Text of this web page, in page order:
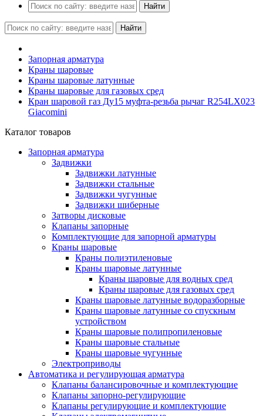
Найти
Найти
Запорная арматура
Краны шаровые
Краны шаровые латунные
Краны шаровые для газовых сред
Кран шаровой газ Ду15 муфта-резьба рычаг R254LX023
Giacomini
Каталог товаров
Запорная арматура
Задвижки
Задвижки латунные
Задвижки стальные
Задвижки чугунные
Задвижки шиберные
Затворы дисковые
Клапаны запорные
Комплектующие для запорной арматуры
Краны шаровые
Краны полиэтиленовые
Краны шаровые латунные
Краны шаровые для водных сред
Краны шаровые для газовых сред
Краны шаровые латунные водоразборные
Краны шаровые латунные со спускным
устройством
Краны шаровые полипропиленовые
Краны шаровые стальные
Краны шаровые чугунные
Электроприводы
Автоматика и регулирующая арматура
Клапаны балансировочные и комплектующие
Клапаны запорно-регулирующие
Клапаны регулирующие и комплектующие